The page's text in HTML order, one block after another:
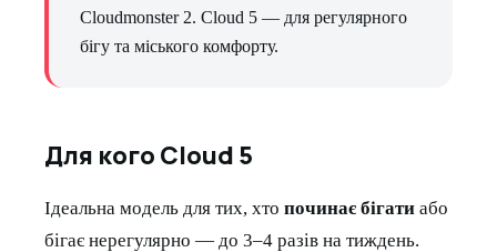
Cloudmonster 2. Cloud 5 — для регулярного
бігу та міського комфорту.
Для кого Cloud 5
Ідеальна модель для тих, хто починає бігати або
бігає нерегулярно — до 3–4 разів на тиждень.